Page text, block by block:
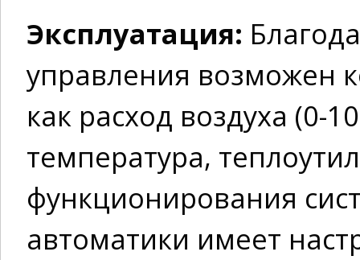
Эксплуатация:
управления возможен
как расход воздуха (0-
температура,
функционирования
автоматики имеет